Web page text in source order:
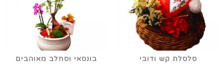
סלסלת קש ודובי בונסאי וסחלב מאוהבים